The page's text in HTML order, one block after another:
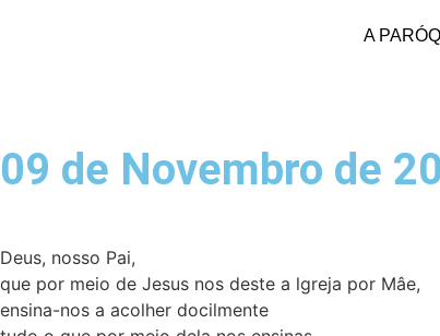
A
09 de Novembro de
Deus, nosso Pai,
que por meio de Jesus nos deste a lgreja por Mâe,
ensina-nos a acolher docilmente